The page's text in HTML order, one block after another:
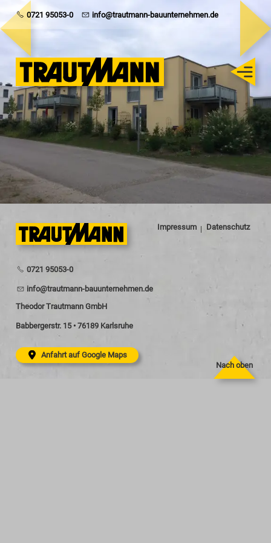
0721 95053-0 info@trautmann-bauunternehmen.de
Trautmann
Rohbau
Schlüsselfertig
Sanierung
0721 95053-0
nf tr tm nn-b nt rn hm n d
Theodor Trautmann GmbH
Babbergerstr. 15 • 76189 Karlsruhe
Anfahrt auf Google Maps
Impressum Datenschutz
Nach oben